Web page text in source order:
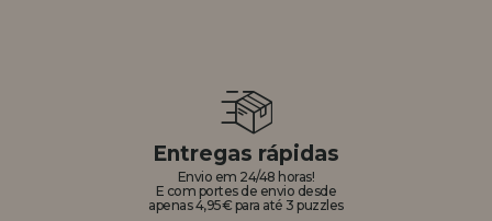
Entregas rápidas
Envio em 24/48 horas!
E com portes de envio desde
apenas 4,95€ para até 3 puzzles